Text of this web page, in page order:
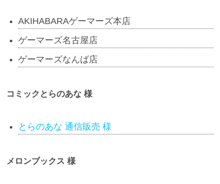
AKIHABARAゲーマーズ本店
ゲーマーズ名古屋店
ゲーマーズなんば店
コミックとらのあな 様
とらのあな 通信販売 様
メロンブックス 様